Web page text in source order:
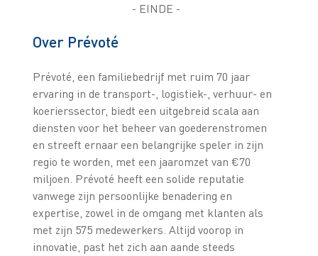
- EINDE -
Over Prévoté
Prévoté, een familiebedrijf met ruim 70 jaar
ervaring in de transport-, logistiek-, verhuur- en
koerierssector, biedt een uitgebreid scala aan
diensten voor het beheer van goederenstromen
en streeft ernaar een belangrijke speler in zijn
regio te worden, met een jaaromzet van €70
miljoen. Prévoté heeft een solide reputatie
vanwege zijn persoonlijke benadering en
expertise, zowel in de omgang met klanten als
met zijn 575 medewerkers. Altijd voorop in
innovatie, past het zich aan aande steeds